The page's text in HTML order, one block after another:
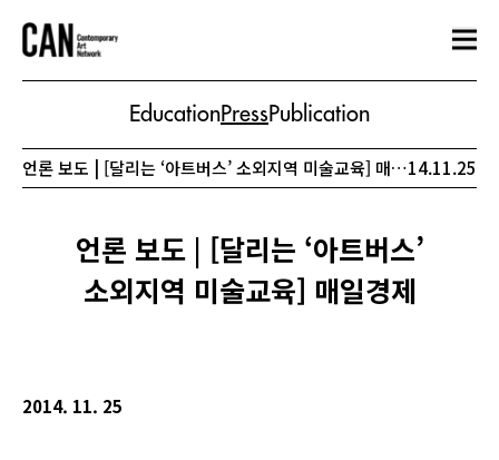
EducationPressPublication
언론 보도 | [달리는 ‘아트버스’ 소외지역 미술교육] 매일경제14.11.25
언론 보도 | [달리는 ‘아트버스’
소외지역 미술교육] 매일경제
2014. 11. 25